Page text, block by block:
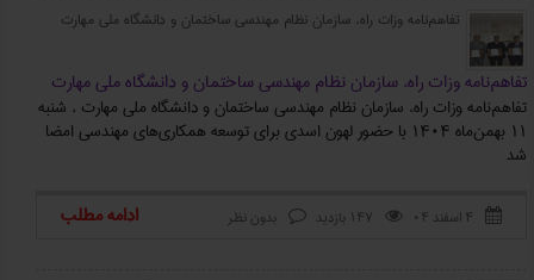
تفاهم‌نامه وزات راه، سازمان نظام مهندسی ساختمان و دانشگاه ملی مهارت
تفاهم‌نامه وزات راه، سازمان نظام مهندسی ساختمان و دانشگاه ملی مهارت
تفاهم‌نامه وزات راه، سازمان نظام مهندسی ساختمان و دانشگاه ملی مهارت ، شنبه
۱۱ بهمن‌ماه ۱۴۰۴ با حضور لهون اسدی برای توسعه همکاری‌های مهندسی امضا
شد
 ۴ اسفند ۰۴  147 بازدید  بدون نظر ادامه مطلب